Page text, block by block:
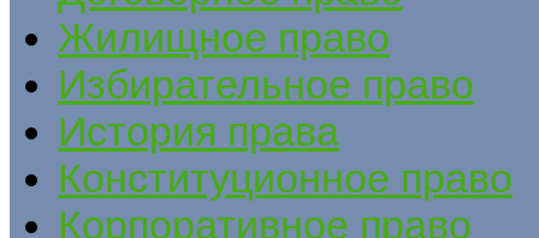
Жилищное право
Избирательное право
История права
Конституционное право
Корпоративное право